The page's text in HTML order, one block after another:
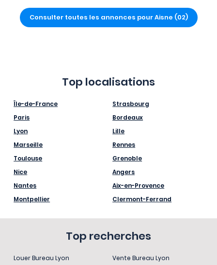
Consulter toutes les annonces pour Aisne (02)
Top localisations
Île-de-France
Paris
Lyon
Marseille
Toulouse
Nice
Nantes
Montpellier
Strasbourg
Bordeaux
Lille
Rennes
Grenoble
Angers
Aix-en-Provence
Clermont-Ferrand
Top recherches
Louer Bureau Lyon
Vente Bureau Lyon